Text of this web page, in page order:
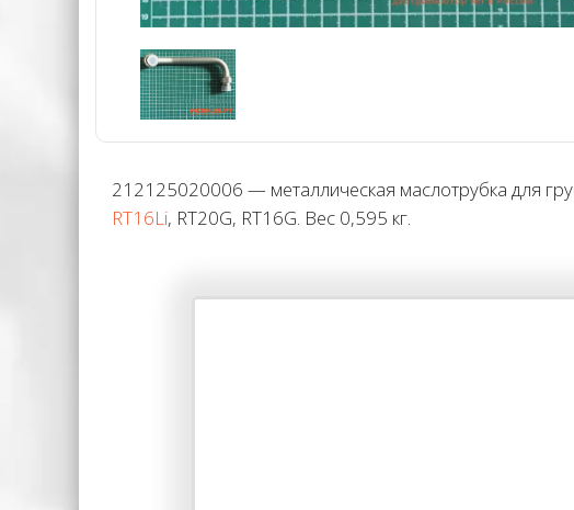
212125020006 — металлическая маслотрубка для
RT16Li, RT20G, RT16G. Вес 0,595 кг.